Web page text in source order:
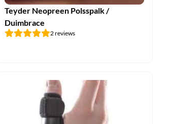
Teyder Neopreen Polsspalk /
Duimbrace
2 reviews